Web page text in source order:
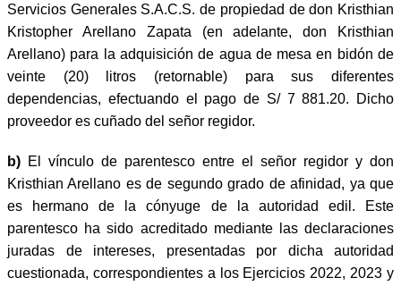
Servicios Generales S.A.C.S. de propiedad de don Kristhian
Kristopher Arellano Zapata (en adelante, don Kristhian
Arellano) para la adquisición de agua de mesa en bidón de
veinte (20) litros (retornable) para sus diferentes
dependencias, efectuando el pago de S/ 7 881.20. Dicho
proveedor es cuñado del señor regidor.
b) El vínculo de parentesco entre el señor regidor y don
Kristhian Arellano es de segundo grado de afinidad, ya que
es hermano de la cónyuge de la autoridad edil. Este
parentesco ha sido acreditado mediante las declaraciones
juradas de intereses, presentadas por dicha autoridad
cuestionada, correspondientes a los Ejercicios 2022, 2023 y